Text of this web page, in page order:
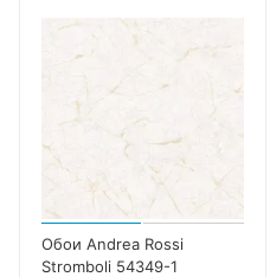
Обои Andrea Rossi
Stromboli 54349-1